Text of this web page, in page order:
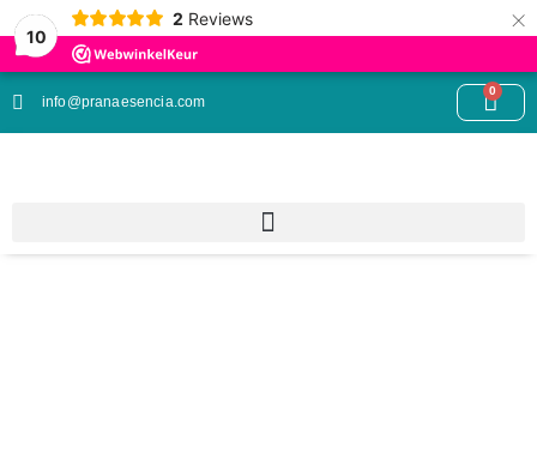
10
2 Reviews ×
info@pranaesencia.com
0